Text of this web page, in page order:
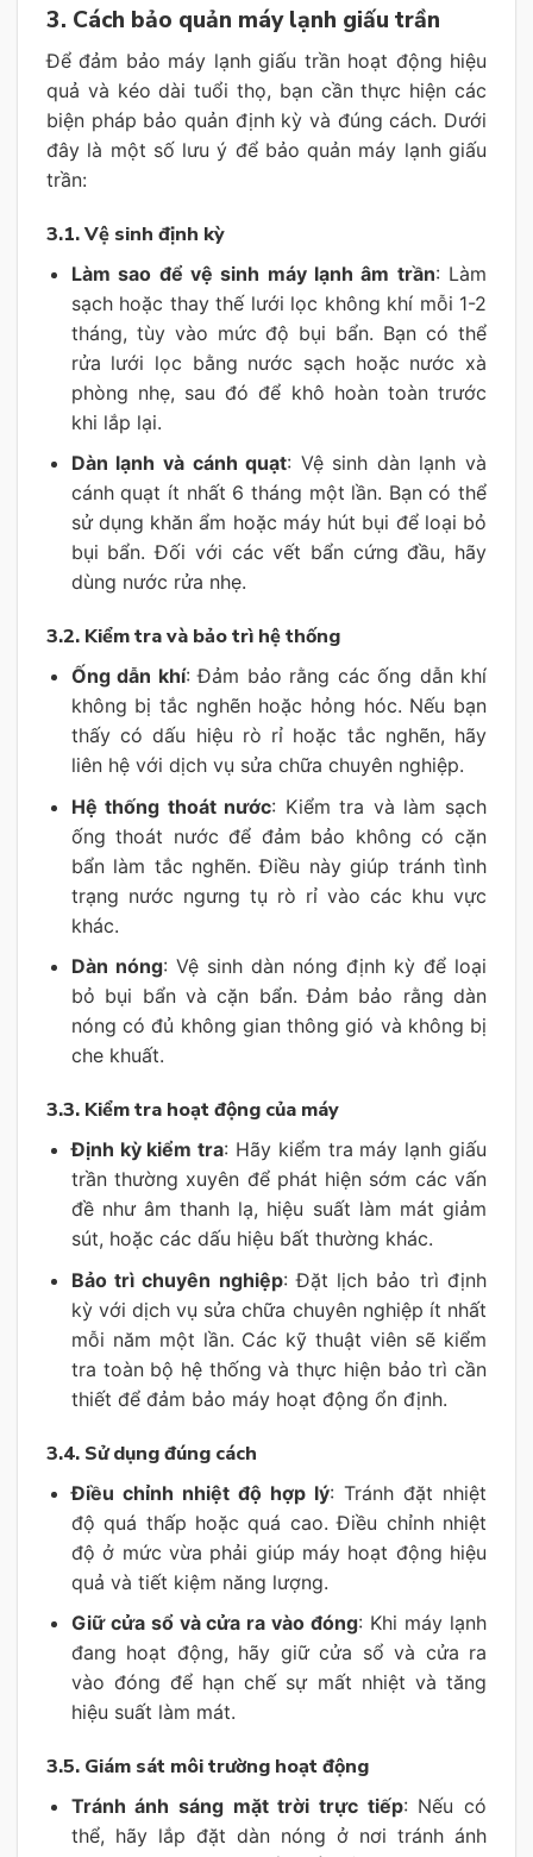
3. Cách bảo quản máy lạnh giấu trần
Để đảm bảo máy lạnh giấu trần hoạt động hiệu
quả và kéo dài tuổi thọ, bạn cần thực hiện các
biện pháp bảo quản định kỳ và đúng cách. Dưới
đây là một số lưu ý để bảo quản máy lạnh giấu
trần:
3.1. Vệ sinh định kỳ
Làm sao để vệ sinh máy lạnh âm trần: Làm
sạch hoặc thay thế lưới lọc không khí mỗi 1-2
tháng, tùy vào mức độ bụi bẩn. Bạn có thể
rửa lưới lọc bằng nước sạch hoặc nước xà
phòng nhẹ, sau đó để khô hoàn toàn trước
khi lắp lại.
Dàn lạnh và cánh quạt: Vệ sinh dàn lạnh và
cánh quạt ít nhất 6 tháng một lần. Bạn có thể
sử dụng khăn ẩm hoặc máy hút bụi để loại bỏ
bụi bẩn. Đối với các vết bẩn cứng đầu, hãy
dùng nước rửa nhẹ.
3.2. Kiểm tra và bảo trì hệ thống
Ống dẫn khí: Đảm bảo rằng các ống dẫn khí
không bị tắc nghẽn hoặc hỏng hóc. Nếu bạn
thấy có dấu hiệu rò rỉ hoặc tắc nghẽn, hãy
liên hệ với dịch vụ sửa chữa chuyên nghiệp.
Hệ thống thoát nước: Kiểm tra và làm sạch
ống thoát nước để đảm bảo không có cặn
bẩn làm tắc nghẽn. Điều này giúp tránh tình
trạng nước ngưng tụ rò rỉ vào các khu vực
khác.
Dàn nóng: Vệ sinh dàn nóng định kỳ để loại
bỏ bụi bẩn và cặn bẩn. Đảm bảo rằng dàn
nóng có đủ không gian thông gió và không bị
che khuất.
3.3. Kiểm tra hoạt động của máy
Định kỳ kiểm tra: Hãy kiểm tra máy lạnh giấu
trần thường xuyên để phát hiện sớm các vấn
đề như âm thanh lạ, hiệu suất làm mát giảm
sút, hoặc các dấu hiệu bất thường khác.
Bảo trì chuyên nghiệp: Đặt lịch bảo trì định
kỳ với dịch vụ sửa chữa chuyên nghiệp ít nhất
mỗi năm một lần. Các kỹ thuật viên sẽ kiểm
tra toàn bộ hệ thống và thực hiện bảo trì cần
thiết để đảm bảo máy hoạt động ổn định.
3.4. Sử dụng đúng cách
Điều chỉnh nhiệt độ hợp lý: Tránh đặt nhiệt
độ quá thấp hoặc quá cao. Điều chỉnh nhiệt
độ ở mức vừa phải giúp máy hoạt động hiệu
quả và tiết kiệm năng lượng.
Giữ cửa sổ và cửa ra vào đóng: Khi máy lạnh
đang hoạt động, hãy giữ cửa sổ và cửa ra
vào đóng để hạn chế sự mất nhiệt và tăng
hiệu suất làm mát.
3.5. Giám sát môi trường hoạt động
Tránh ánh sáng mặt trời trực tiếp: Nếu có
thể, hãy lắp đặt dàn nóng ở nơi tránh ánh